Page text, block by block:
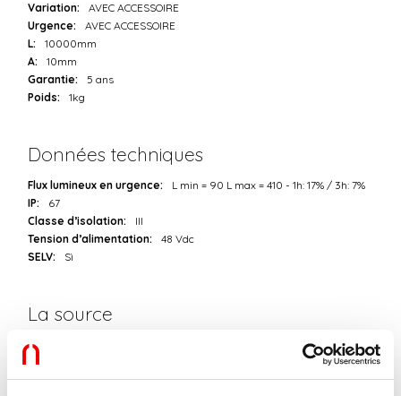
Variation:
AVEC ACCESSOIRE
Urgence:
AVEC ACCESSOIRE
L:
10000mm
A:
10mm
Garantie:
5 ans
Poids:
1kg
Données techniques
Flux lumineux en urgence:
L min = 90 L max = 410 - 1h: 17% / 3h: 7%
IP:
67
Classe d’isolation:
III
Tension d’alimentation:
48 Vdc
SELV:
Sì
La source
Source lumineuse:
Puissance source:
Flux lumineux de la source:
710lm